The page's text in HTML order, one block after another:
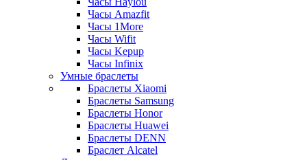
Часы Amazfit
Часы 1More
Часы Wifit
Часы Kepup
Часы Infinix
Умные браслеты
Браслеты Xiaomi
Браслеты Samsung
Браслеты Honor
Браслеты Huawei
Браслеты DENN
Браслет Alcatel